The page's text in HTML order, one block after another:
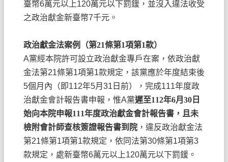
臺幣6萬元以上120萬元以下罰鍰，並沒入違法收受
之政治獻金新臺幣7千元。
政治獻金法案例（第21條第1項第1款）
A黨經本院許可設立政治獻金專戶在案，依政治獻
金法第21條第1項第1款規定，該黨應於年度結束後
5個月內（即112年5月 31 日前），完成111年度政
治獻金會計報告書申報，惟A黨遲至112年6月 30 日
始向本院申報111年度政治獻金會計報告書，且未
檢附會計師查核簽證報告書到院 ，違反政治獻金法
第21條第1項第1款規定，依同法第30條第1項第3
款規定，處新臺幣6萬元以上120萬元以下罰鍰。